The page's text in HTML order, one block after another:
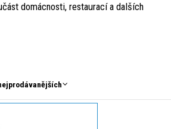
domácnosti, restaurací a dalších